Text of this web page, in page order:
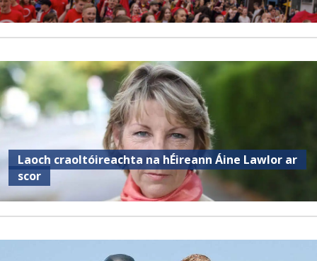
Laoch craoltóireachta na hÉireann Áine Lawlor ar
scor